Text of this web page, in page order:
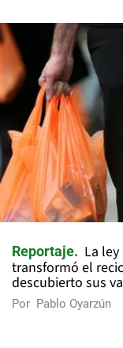
Reportaje
La
transformó el
descubierto sus
Por Pablo Oyarzún